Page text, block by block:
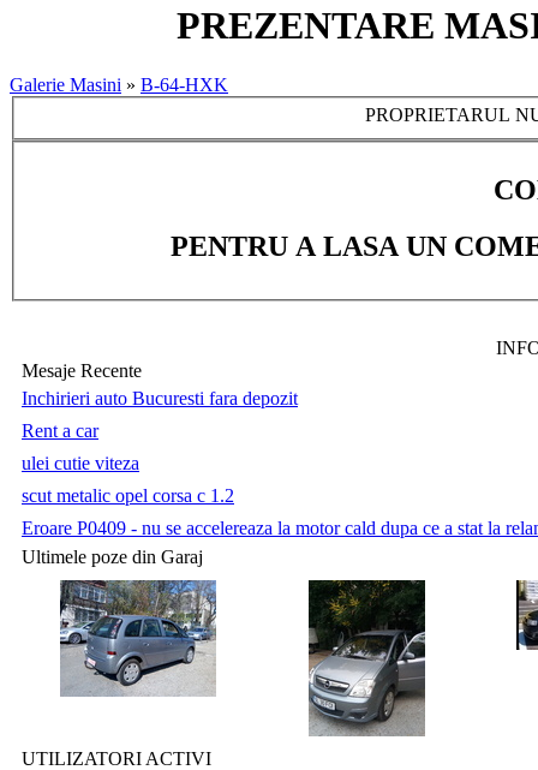
PREZENTARE
Galerie Masini » B-64-HXK
PROPRIETARUL
PENTRU A LASA UN
Mesaje Recente
Inchirieri auto Bucuresti fara depozit
Rent a car
ulei cutie viteza
scut metalic opel corsa c 1.2
Eroare P0409 - nu se accelereaza la motor cald dupa ce a stat la
Ultimele poze din Garaj
UTILIZATORI ACTIVI